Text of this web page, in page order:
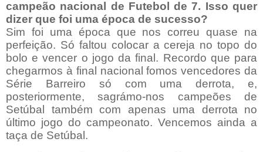
campeão nacional de Futebol de 7. Isso quer
dizer que foi uma época de sucesso?
Sim foi uma época que nos correu quase na
perfeição. Só faltou colocar a cereja no topo do
bolo e vencer o jogo da final. Recordo que para
chegarmos à final nacional fomos vencedores da
Série Barreiro só com uma derrota, e,
posteriormente, sagrámo-nos campeões de
Setúbal também com apenas uma derrota no
último jogo do campeonato. Vencemos ainda a
taça de Setúbal.